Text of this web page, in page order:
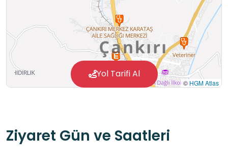
©HGM Atlas
Yol Tarifi Al
Ziyaret Gün ve Saatleri